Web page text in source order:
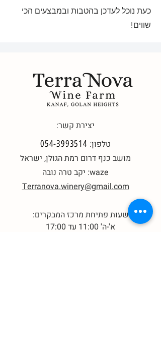
כעת נוכל לעדכן בהטבות ובמבצעים הכי
שווים!
יצירת קשר:
טלפון: 054-3993514
מושב כנף דרום רמת הגולן, ישראל
waze: יקב טרה נובה
Terranova.winery@gmail.com
שעות פתיחת מרכז המבקרים:
א'-ה' 11:00 עד 17:00